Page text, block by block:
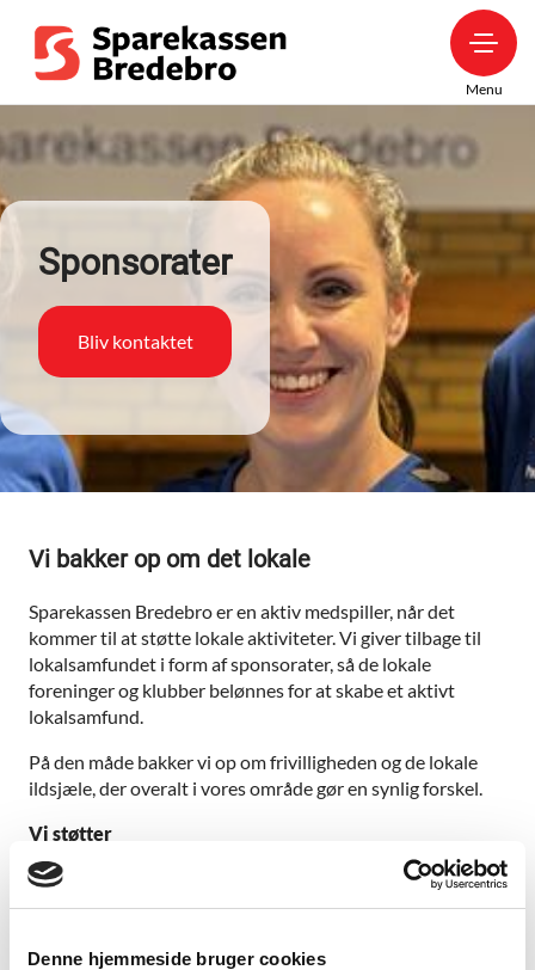
Denne hjemmeside bruger cookies
Menu
Sponsorater
Bliv kontaktet
Vi bakker op om det lokale
Sparekassen Bredebro er en aktiv medspiller, når det
kommer til at støtte lokale aktiviteter. Vi giver tilbage til
lokalsamfundet i form af sponsorater, så de lokale
foreninger og klubber belønnes for at skabe et aktivt
lokalsamfund.
På den måde bakker vi op om frivilligheden og de lokale
ildsjæle, der overalt i vores område gør en synlig forskel.
Vi støtter